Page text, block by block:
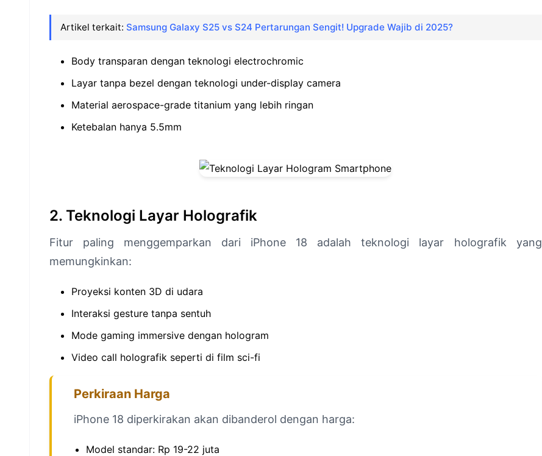
Artikel terkait: Samsung Galaxy S25 vs S24 Pertarungan Sengit! Upgrade Wajib di 2025?
Body transparan dengan teknologi electrochromic
Layar tanpa bezel dengan teknologi under-display camera
Material aerospace-grade titanium yang lebih ringan
Ketebalan hanya 5.5mm
2. Teknologi Layar Holografik
Fitur paling menggemparkan dari iPhone 18 adalah teknologi layar holografik yang
memungkinkan:
Proyeksi konten 3D di udara
Interaksi gesture tanpa sentuh
Mode gaming immersive dengan hologram
Video call holografik seperti di film sci-fi
Perkiraan Harga
iPhone 18 diperkirakan akan dibanderol dengan harga:
Model standar: Rp 19-22 juta